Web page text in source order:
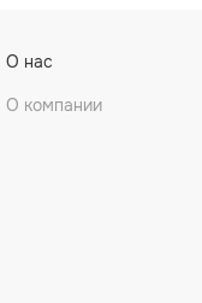
О нас
О компании